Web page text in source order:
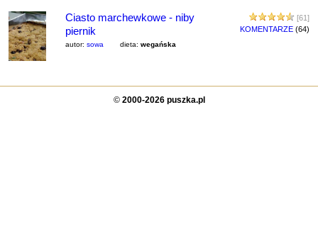
[61]
KOMENTARZE (64)
Ciasto marchewkowe - niby
piernik
autor: sowa dieta: wegańska
© 2000-2026 puszka.pl